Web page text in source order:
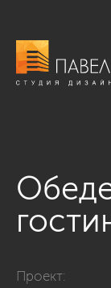
Проект: